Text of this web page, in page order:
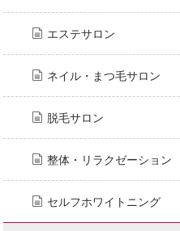
エステサロン
ネイル・まつ毛サロン
脱毛サロン
整体・リラクゼーション
セルフホワイトニング